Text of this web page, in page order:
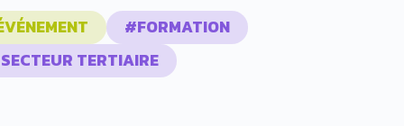
#FORMATION
TERTIAIRE